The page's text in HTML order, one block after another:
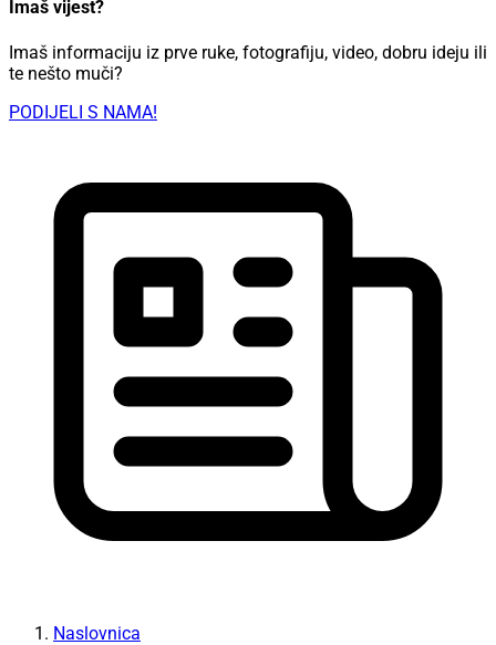
Imaš vijest?
Imaš informaciju iz prve ruke, fotografiju, video, dobru ideju ili
te nešto muči?
PODIJELI S NAMA!
Naslovnica